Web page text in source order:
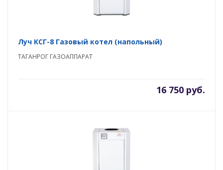
Луч КСГ-8 Газовый котел (напольный)
ТАГАНРОГ ГАЗОАППАРАТ
16 750 руб.